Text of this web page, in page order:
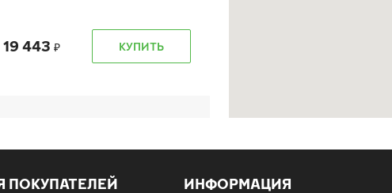
19 443 КУПИТЬ
19 443
ПОКУПАТЕЛЕЙ ИНФОРМАЦИЯ